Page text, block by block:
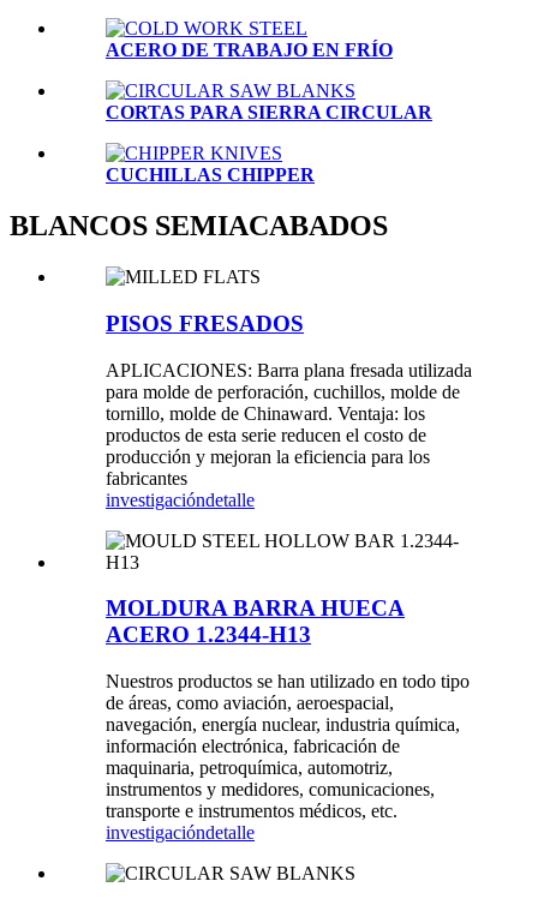
ACERO DE TRABAJO EN FRÍO
CORTAS PARA SIERRA CIRCULAR
CUCHILLAS CHIPPER
BLANCOS SEMIACABADOS
PISOS FRESADOS
APLICACIONES: Barra plana fresada utilizada
para molde de perforación, cuchillos, molde de
tornillo, molde de Chinaward. Ventaja: los
productos de esta serie reducen el costo de
producción y mejoran la eficiencia para los
fabricantes
investigacióndetalle
MOLDURA BARRA HUECA
ACERO 1.2344-H13
Nuestros productos se han utilizado en todo tipo
de áreas, como aviación, aeroespacial,
navegación, energía nuclear, industria química,
información electrónica, fabricación de
maquinaria, petroquímica, automotriz,
instrumentos y medidores, comunicaciones,
transporte e instrumentos médicos, etc.
investigacióndetalle